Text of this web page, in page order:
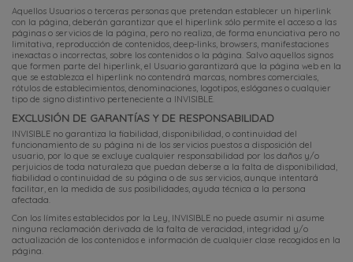
Aquellos Usuarios o terceras personas que pretendan establecer un hiperlink
con la página, deberán garantizar que el hiperlink sólo permite el acceso a las
páginas o servicios de la página, pero no realiza, de forma enunciativa pero no
limitativa, reproducción de contenidos, deep-links, browsers, manifestaciones
inexactas o incorrectas, sobre los contenidos o la página. Salvo aquellos signos
que formen parte del hiperlink, el Usuario garantizará que la página web en la
que se establezca el hiperlink no contendrá marcas, nombres comerciales,
rótulos de establecimientos, denominaciones, logotipos, eslóganes o cualquier
tipo de signo distintivo perteneciente a INVISIBLE.
EXCLUSIÓN DE GARANTÍAS Y DE RESPONSABILIDAD
INVISIBLE no garantiza la fiabilidad, disponibilidad, o continuidad del
funcionamiento de su página ni de los servicios puestos a disposición del
usuario, por lo que se excluye cualquier responsabilidad por los daños y/o
perjuicios de toda naturaleza que puedan deberse a la falta de disponibilidad,
fiabilidad o continuidad de su página o de sus servicios, aunque intentará
facilitar, en la medida de sus posibilidades, ayuda técnica a la persona
afectada.
Con los límites establecidos por la Ley, INVISIBLE no puede asumir ni asume
ninguna reclamación derivada de la falta de veracidad, integridad y/o
actualización de los contenidos e información de cualquier clase recogidos en la
página.